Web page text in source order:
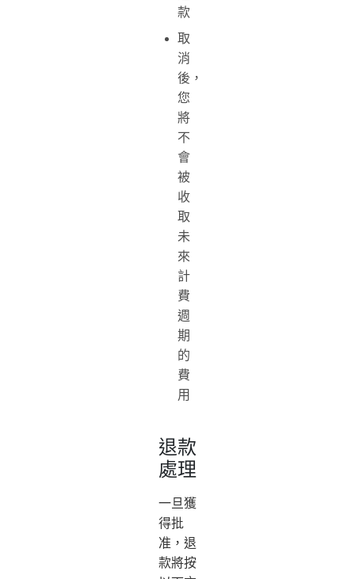
款
取
消
後，
您
將
不
會
被
收
取
未
來
計
費
週
期
的
費
用
退款
處理
一旦獲
得批
准，退
款將按